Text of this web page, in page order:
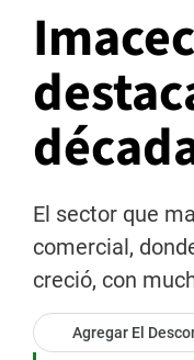
El sector que
comercial,
creció, con
Agregar El